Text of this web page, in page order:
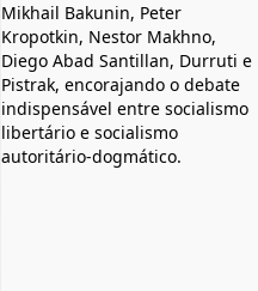
Mikhail Bakunin, Peter
Kropotkin, Nestor Makhno,
Diego Abad Santillan, Durruti e
Pistrak, encorajando o debate
indispensável entre socialismo
libertário e socialismo
autoritário-dogmático.